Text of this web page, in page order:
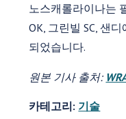
노스캐롤라이나는
OK, 그린빌 SC, 샌
되었습니다.
원본 기사 출처:
카테고리: 기술